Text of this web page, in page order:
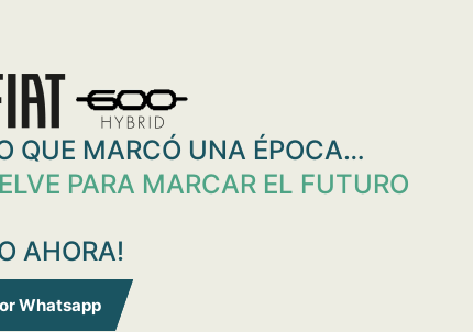
QUE MARCÓ UNA ÉPOCA…
PARA MARCAR EL FUTURO
AHORA!
Whatsapp